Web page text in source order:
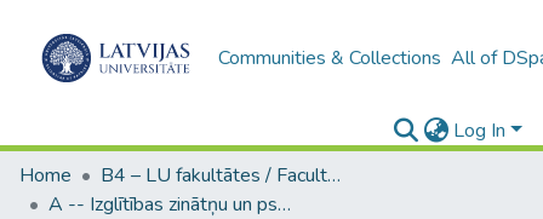
Communities & Collections All of
Log In
Home
B4 – LU fakultātes / Faculties of the UL
A -- Izglītības zinātņu un psiholoģijas fakultāte / Faculty of Education Sciences and Psychology